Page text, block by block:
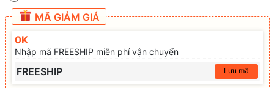
MÃ GIẢM GIÁ
0K
Nhập mã FREESHIP miễn phí vận chuyển
FREESHIP Lưu mã